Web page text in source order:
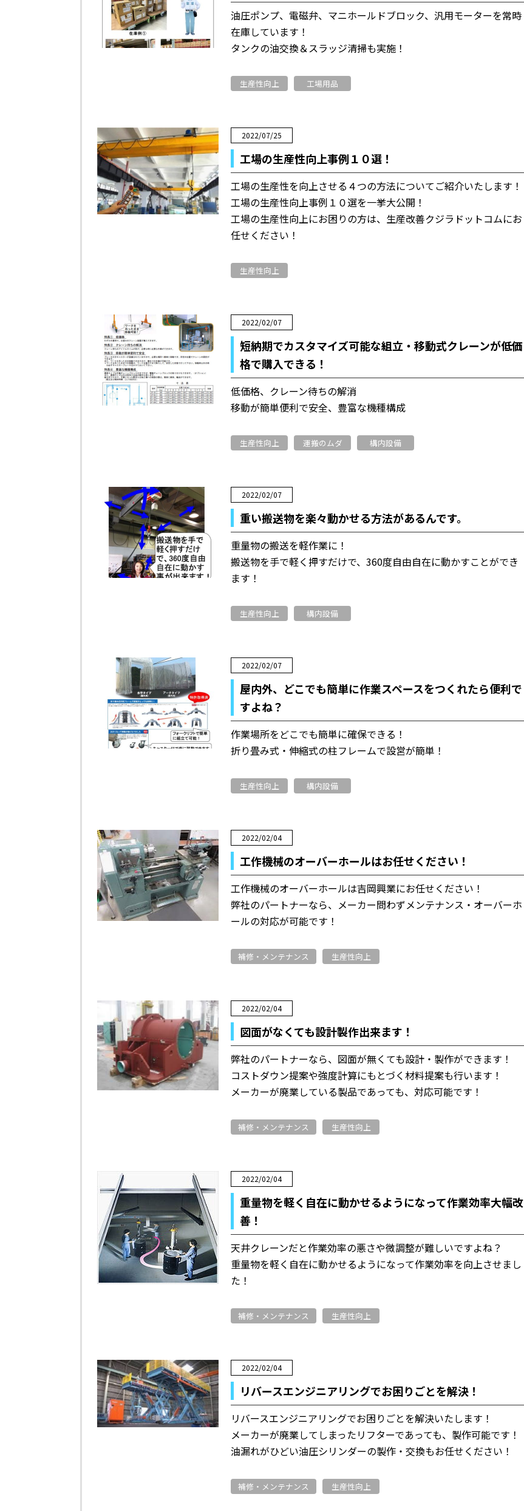
油圧ポンプ、電磁弁、マニホールドブロック、汎用モーターを常時
在庫しています！
タンクの油交換＆スラッジ清掃も実施！
生産性向上 工場用品
2022/07/25
工場の生産性向上事例１０選！
工場の生産性を向上させる４つの方法についてご紹介いたします！
工場の生産性向上事例１０選を一挙大公開！
工場の生産性向上にお困りの方は、生産改善クジラドットコムにお
任せください！
生産性向上
2022/02/07
短納期でカスタマイズ可能な組立・移動式クレーンが低価
格で購入できる！
低価格、クレーン待ちの解消
移動が簡単便利で安全、豊富な機種構成
生産性向上 運搬のムダ 構内設備
2022/02/07
重い搬送物を楽々動かせる方法があるんです。
重量物の搬送を軽作業に！
搬送物を手で軽く押すだけで、360度自由自在に動かすことができ
ます！
生産性向上 構内設備
2022/02/07
屋内外、どこでも簡単に作業スペースをつくれたら便利で
すよね？
作業場所をどこでも簡単に確保できる！
折り畳み式・伸縮式の柱フレームで設営が簡単！
生産性向上 構内設備
2022/02/04
工作機械のオーバーホールはお任せください！
工作機械のオーバーホールは吉岡興業にお任せください！
弊社のパートナーなら、メーカー問わずメンテナンス・オーバーホ
ールの対応が可能です！
補修・メンテナンス 生産性向上
2022/02/04
図面がなくても設計製作出来ます！
弊社のパートナーなら、図面が無くても設計・製作ができます！
コストダウン提案や強度計算にもとづく材料提案も行います！
メーカーが廃業している製品であっても、対応可能です！
補修・メンテナンス 生産性向上
2022/02/04
重量物を軽く自在に動かせるようになって作業効率大幅改
善！
天井クレーンだと作業効率の悪さや微調整が難しいですよね？
重量物を軽く自在に動かせるようになって作業効率を向上させまし
た！
補修・メンテナンス 生産性向上
2022/02/04
リバースエンジニアリングでお困りごとを解決！
リバースエンジニアリングでお困りごとを解決いたします！
メーカーが廃業してしまったリフターであっても、製作可能です！
油漏れがひどい油圧シリンダーの製作・交換もお任せください！
補修・メンテナンス 生産性向上